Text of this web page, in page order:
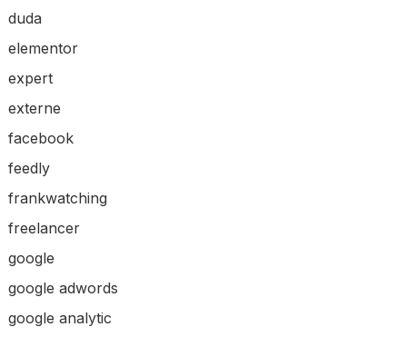
duda
elementor
expert
externe
facebook
feedly
frankwatching
freelancer
google
google adwords
google analytic